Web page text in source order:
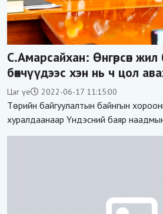
С.Амарсайхан: Өнгөрсөн
бөхчүүдээс хэн нь ч цол
Цаг үе 2022-06-17 11:15:00
Төрийн байгуулалтын байнгын
хуралдаанаар Үндэсний баяр